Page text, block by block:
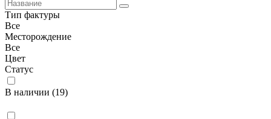
Тип фактуры
Все
Месторождение
Все
Цвет
Статус
В наличии (19)